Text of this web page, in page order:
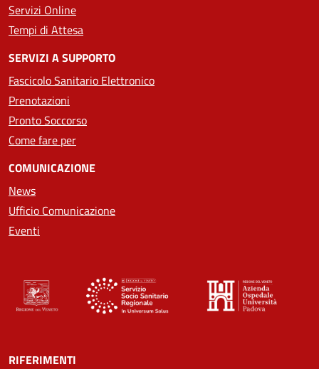
Servizi Online
Tempi di Attesa
SERVIZI A SUPPORTO
Fascicolo Sanitario Elettronico
Prenotazioni
Pronto Soccorso
Come fare per
COMUNICAZIONE
News
Ufficio Comunicazione
Eventi
RIFERIMENTI